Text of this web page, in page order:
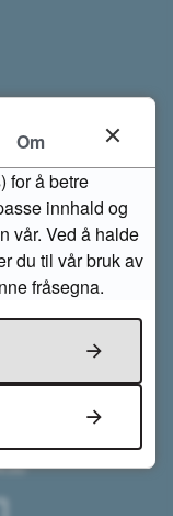
Om
for å betre
innhald og
vår. Ved å halde
du til vår bruk av
fråsegna.